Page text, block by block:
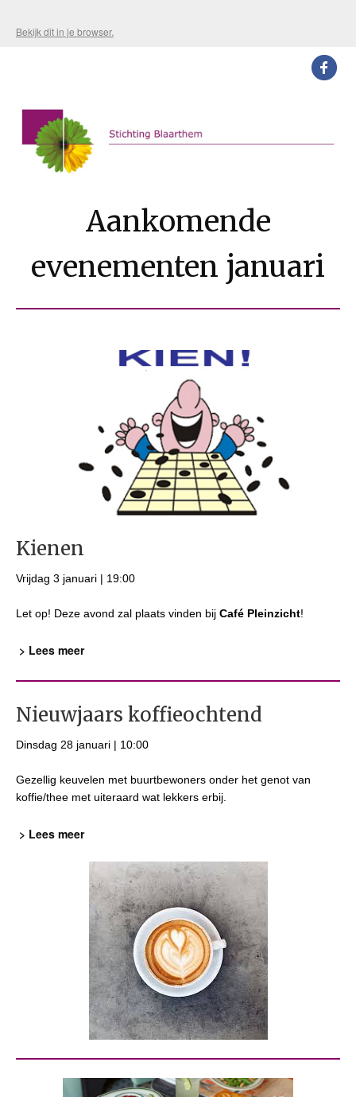
Bekijk dit in je browser.
Aankomende
evenementen januari
Kienen
Vrijdag 3 januari | 19:00
Let op! Deze avond zal plaats vinden bij Café Pleinzicht!
> Lees meer
Nieuwjaars koffieochtend
Dinsdag 28 januari | 10:00
Gezellig keuvelen met buurtbewoners onder het genot van
koffie/thee met uiteraard wat lekkers erbij.
> Lees meer